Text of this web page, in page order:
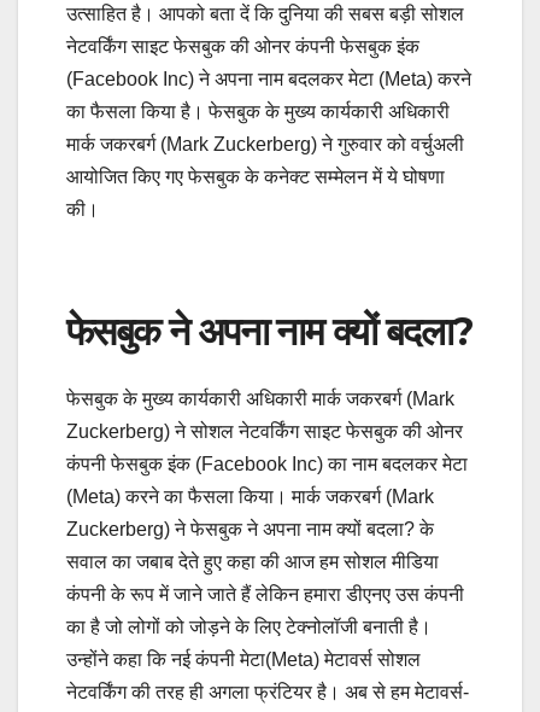
उत्साहित है। आपको बता दें कि दुनिया की सबस बड़ी सोशल
नेटवर्किंग साइट फेसबुक की ओनर कंपनी फेसबुक इंक
(Facebook Inc) ने अपना नाम बदलकर मेटा (Meta) करने
का फैसला किया है। फेसबुक के मुख्य कार्यकारी अधिकारी
मार्क जकरबर्ग (Mark Zuckerberg) ने गुरुवार को वर्चुअली
आयोजित किए गए फेसबुक के कनेक्ट सम्मेलन में ये घोषणा
की।
फेसबुक ने अपना नाम क्यों बदला?
फेसबुक के मुख्य कार्यकारी अधिकारी मार्क जकरबर्ग (Mark
Zuckerberg) ने सोशल नेटवर्किंग साइट फेसबुक की ओनर
कंपनी फेसबुक इंक (Facebook Inc) का नाम बदलकर मेटा
(Meta) करने का फैसला किया। मार्क जकरबर्ग (Mark
Zuckerberg) ने फेसबुक ने अपना नाम क्यों बदला? के
सवाल का जबाब देते हुए कहा की आज हम सोशल मीडिया
कंपनी के रूप में जाने जाते हैं लेकिन हमारा डीएनए उस कंपनी
का है जो लोगों को जोड़ने के लिए टेक्नोलॉजी बनाती है।
उन्होंने कहा कि नई कंपनी मेटा(Meta) मेटावर्स सोशल
नेटवर्किंग की तरह ही अगला फ्रंटियर है। अब से हम मेटावर्स-